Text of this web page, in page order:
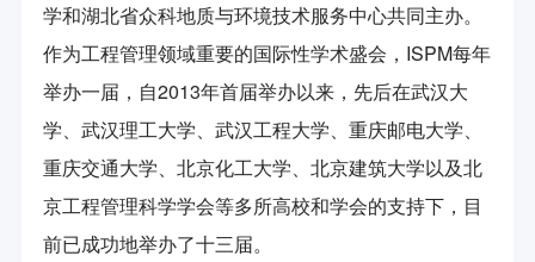
学和湖北省众科地质与环境技术服务中心共同主办。
作为工程管理领域重要的国际性学术盛会，ISPM每年
举办一届，自2013年首届举办以来，先后在武汉大
学、武汉理工大学、武汉工程大学、重庆邮电大学、
重庆交通大学、北京化工大学、北京建筑大学以及北
京工程管理科学学会等多所高校和学会的支持下，目
前已成功地举办了十三届。